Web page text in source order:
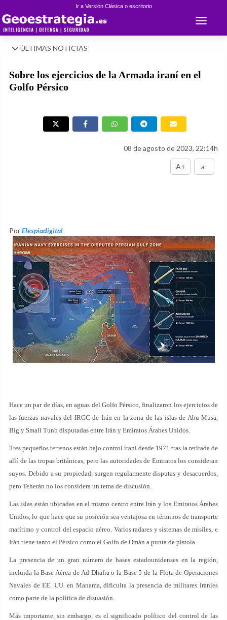
Ir a Versión Clásica o escritorio
Toggle
ÚLTIMAS NOTICIAS
Sobre los ejercicios de la Armada iraní en el
Golfo Pérsico
08 de agosto de 2023, 22:14h
A+ a-
PorElespiadigital
Hace un par de días, en aguas del Golfo Pérsico, finalizaron los ejercicios de
las fuerzas navales del IRGC de Irán en la zona de las islas de Abu Musa,
Big y Small Tunb disputadas entre Irán y Emiratos Árabes Unidos.
Tres pequeños terrenos están bajo control iraní desde 1971 tras la retirada de
allí de las tropas británicas, pero las autoridades de Emiratos los consideran
suyos. Debido a su propiedad, surgen regularmente disputas y desacuerdos,
pero Teherán no los considera un tema de discusión.
Las islas están ubicadas en el mismo centro entre Irán y los Emiratos Árabes
Unidos, lo que hace que su posición sea ventajosa en términos de transporte
marítimo y control del espacio aéreo. Varios radares y sistemas de misiles, e
Irán tiene tanto el Pérsico como el Golfo de Omán a punta de pistola.
La presencia de un gran número de bases estadounidenses en la región,
incluida la Base Aérea de Ad-Dhafra o la Base 5 de la Flota de Operaciones
Navales de EE. UU. en Manama, dificulta la presencia de militares iraníes
como parte de la política de disuasión.
Más importante, sin embargo, es el significado político del control de las